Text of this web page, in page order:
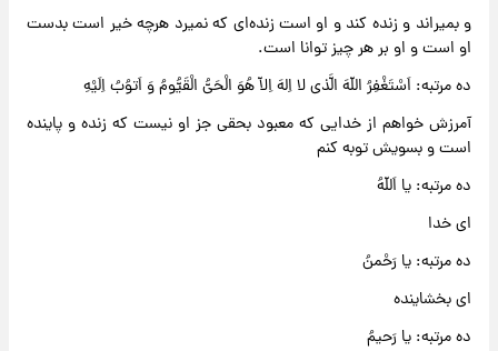
و بمیراند و زنده کند و او است زنده‌ای که نمیرد هرچه خیر است بدست
او است و او بر هر چیز توانا است.
ده مرتبه: اَسْتَغْفِرُ اللّهَ الَّذی لا اِلهَ اِلاّ هُوَ الْحَیُّ الْقَیُّومُ وَ اَتوُبُ اِلَیْهِ
آمرزش خواهم از خدایی که معبود بحقی جز او نیست که زنده و پاینده
است و بسویش توبه کنم
ده مرتبه: یا اَللّهُ
ای خدا
ده مرتبه: یا رَحْمنُ
ای بخشاینده
ده مرتبه: یا رَحیمُ